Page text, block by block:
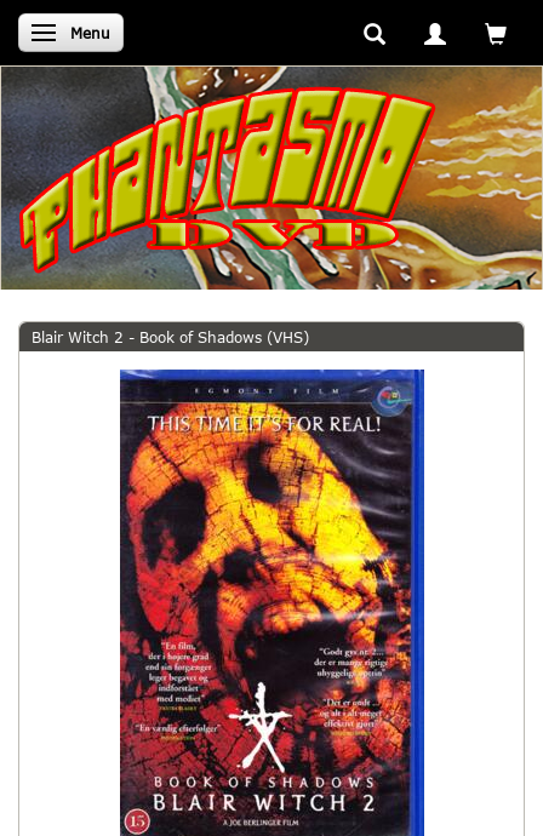
Skifte navigation
Menu
Blair Witch 2 - Book of Shadows (VHS)